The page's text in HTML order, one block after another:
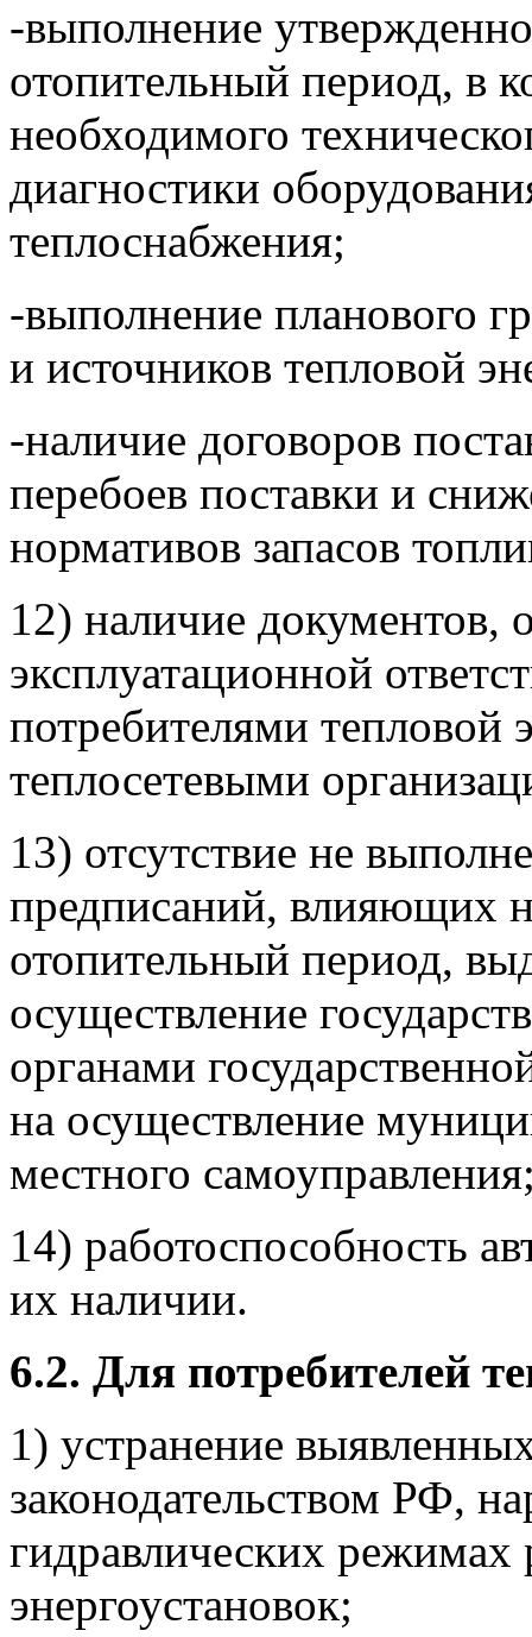
-выполнение
отопительный период, в
необходимого
диагностики
теплоснабжения;
-выполнение планового
и источников тепловой
-наличие договоров
перебоев поставки и
нормативов запасов
12) наличие документов,
эксплуатационной
потребителями
теплосетевыми
13) отсутствие не
предписаний, влияющих
отопительный период,
осуществление
органами
на осуществление
местного
14) работоспособность
их наличии.
6.2. Для потребителей
1) устранение
законодательством РФ,
гидравлических режимах
энергоустановок;